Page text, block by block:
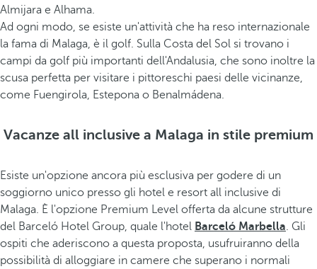
Almijara e Alhama.
Ad ogni modo, se esiste un'attività che ha reso internazionale
la fama di Malaga, è il golf. Sulla Costa del Sol si trovano i
campi da golf più importanti dell'Andalusia, che sono inoltre la
scusa perfetta per visitare i pittoreschi paesi delle vicinanze,
come Fuengirola, Estepona o Benalmádena.
Vacanze all inclusive a Malaga in stile premium
Esiste un'opzione ancora più esclusiva per godere di un
soggiorno unico presso gli hotel e resort all inclusive di
Malaga. È l'opzione Premium Level offerta da alcune strutture
del Barceló Hotel Group, quale l'hotel Barceló Marbella. Gli
ospiti che aderiscono a questa proposta, usufruiranno della
possibilità di alloggiare in camere che superano i normali